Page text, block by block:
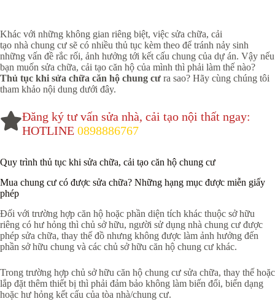
Khác với những không gian riêng biệt, việc sửa chữa, cải
tạo nhà chung cư sẽ có nhiều thủ tục kèm theo để tránh nảy sinh
những vấn đề rắc rối, ảnh hưởng tới kết cấu chung của dự án. Vậy nếu
bạn muốn sửa chữa, cải tạo căn hộ của mình thì phải làm thế nào?
Thủ tục khi sửa chữa căn hộ chung cư ra sao? Hãy cùng chúng tôi
tham khảo nội dung dưới đây.
Đăng ký tư vấn sửa nhà, cải tạo nội thất ngay:
HOTLINE 0898886767
Quy trình thủ tục khi sửa chữa, cải tạo căn hộ chung cư
Mua chung cư có được sửa chữa? Những hạng mục được miễn giấy
phép
Đối với trường hợp căn hộ hoặc phần diện tích khác thuộc sở hữu
riêng có hư hỏng thì chủ sở hữu, người sử dụng nhà chung cư được
phép sửa chữa, thay thế đồ nhưng không được làm ảnh hưởng đến
phần sở hữu chung và các chủ sở hữu căn hộ chung cư khác.
Trong trường hợp chủ sở hữu căn hộ chung cư sửa chữa, thay thế hoặc
lắp đặt thêm thiết bị thì phải đảm bảo không làm biến đổi, biến dạng
hoặc hư hỏng kết cấu của tòa nhà/chung cư.